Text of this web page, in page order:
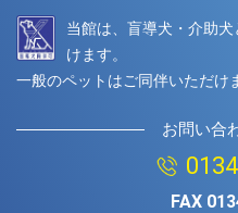
当館は、盲導犬・介助
けます。
一般のペットはご同伴いただけ
お問い合
FAX